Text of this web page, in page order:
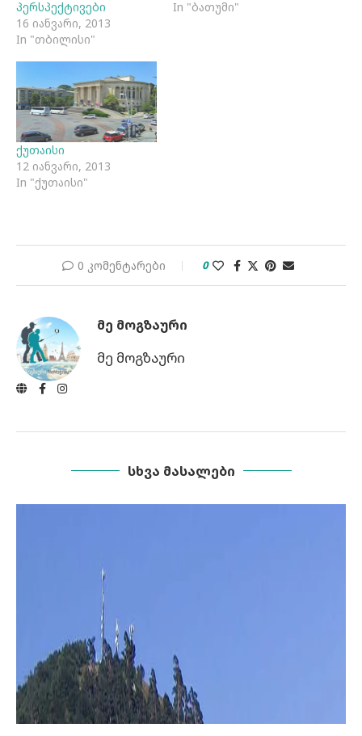
პერსპექტივები
16 იანვარი, 2013
In "თბილისი"
In "ბათუმი"
ქუთაისი
12 იანვარი, 2013
In "ქუთაისი"
0 კომენტარები 0
ᲛᲔ ᲛᲝᲒᲖᲐᲣᲠᲘ
მე მოგზაური
ᲡᲮᲕᲐ ᲛᲐᲡᲐᲚᲔᲑᲘ